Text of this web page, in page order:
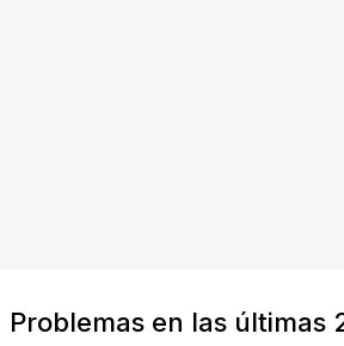
Problemas en las últimas